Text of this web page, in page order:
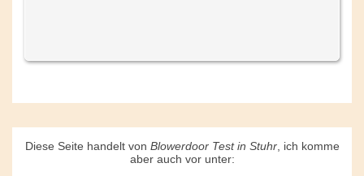
Diese Seite handelt von Blowerdoor Test in Stuhr, ich komme
aber auch vor unter: